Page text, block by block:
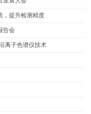
，提升检测精度
告会
离子色谱仪技术